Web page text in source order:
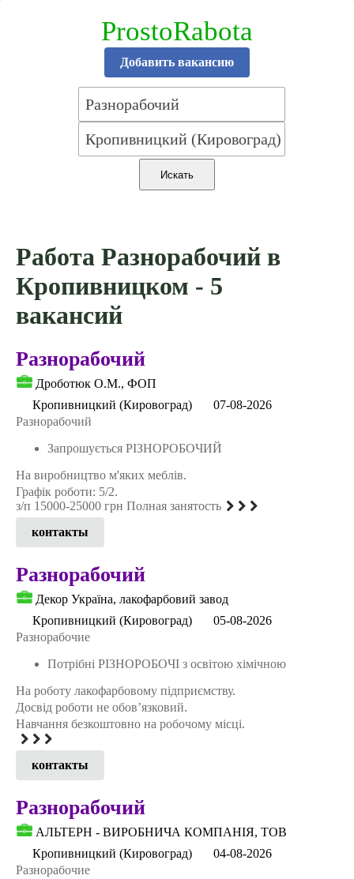
ProstoRabota
Добавить вакансию
Работа Разнорабочий в
Кропивницком - 5
вакансий
Разнорабочий
Дроботюк О.М., ФОП
Кропивницкий (Кировоград)
07-08-2026
Разнорабочий
Запрошується РІЗНОРОБОЧИЙ
На виробництво м'яких меблів.
Графік роботи: 5/2.
з/п 15000-25000 грн Полная занятость
контакты
Разнорабочий
Декор Україна, лакофарбовий завод
Кропивницкий (Кировоград)
05-08-2026
Разнорабочие
Потрібні РІЗНОРОБОЧІ з освітою хімічною
На роботу лакофарбовому підприємству.
Досвід роботи не обов’язковий.
Навчання безкоштовно на робочому місці.
контакты
Разнорабочий
АЛЬТЕРН - ВИРОБНИЧА КОМПАНIЯ, ТОВ
Кропивницкий (Кировоград)
04-08-2026
Разнорабочие